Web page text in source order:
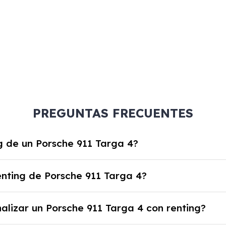
PREGUNTAS FRECUENTES
de un Porsche 911 Targa 4?
por el uso del coche durante un periodo
de Porsche 911 Targa 4?
en carretera y gestión de la documentación.
un Porsche 911 Targa 4 con renting?